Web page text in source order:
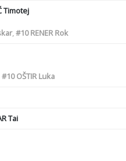
Timotej
,#10RENER Rok
#10OŠTIR Luka
Tai